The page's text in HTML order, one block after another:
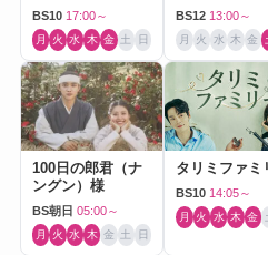
BS10 17:00～
月 火 水 木 金 土 日
BS12 13:00～
月 火 水 木 金
100日の郎君（ナ
ングン）様
BS朝日 05:00～
月 火 水 木 金 土 日
タリミファミ
BS10 14:05～
月 火 水 木 金